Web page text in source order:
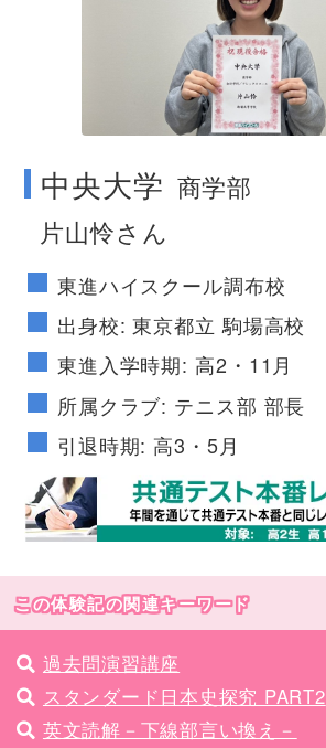
no image
中央大学 商学部
片山怜さん
東進ハイスクール調布校
出身校: 東京都立 駒場高校
東進入学時期: 高2・11月
所属クラブ: テニス部 部長
引退時期: 高3・5月
この体験記の関連キーワード
過去問演習講座
スタンダード日本史探究 PART2
英文読解－下線部言い換え－